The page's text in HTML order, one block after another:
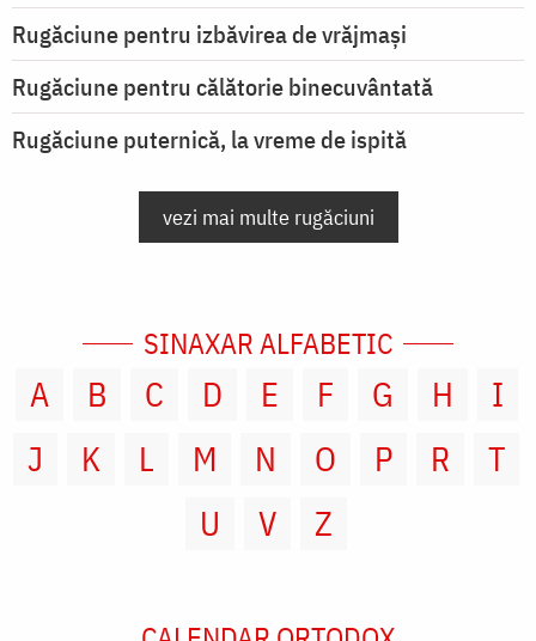
Rugăciune pentru izbăvirea de vrăjmași
Rugăciune pentru călătorie binecuvântată
Rugăciune puternică, la vreme de ispită
vezi mai multe rugăciuni
SINAXAR ALFABETIC
A B C D E F G H
I
J
K L M N O P R
T
U
V Z